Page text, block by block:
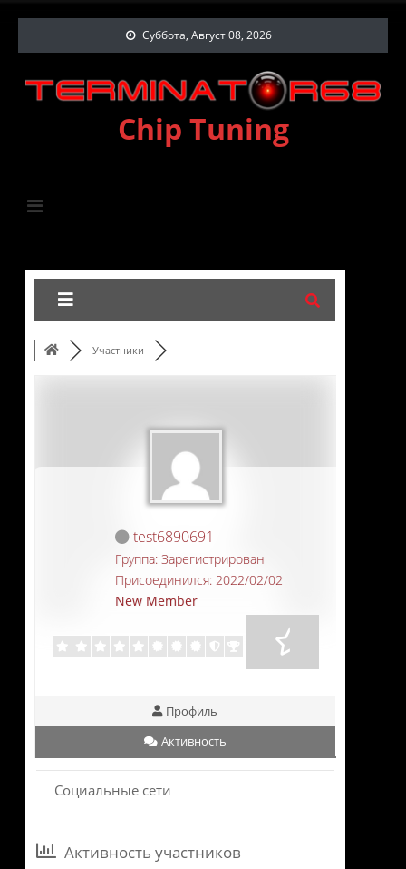
Суббота, Август 08, 2026
Chip Tuning
Участники
test6890691
Группа: Зарегистрирован
Присоединился: 2022/02/02
New Member
Профиль
Активность
Социальные сети
Активность участников